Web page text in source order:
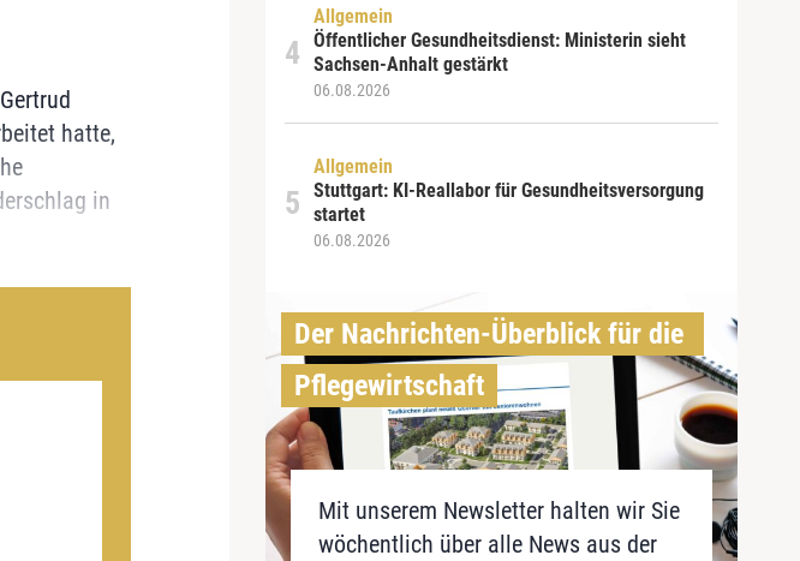
hatte,
in
Allgemein
Öffentlicher Gesundheitsdienst: Ministerin sieht
Sachsen-Anhalt gestärkt
06.08.2026
Allgemein
Stuttgart: KI-Reallabor für Gesundheitsversorgung
startet
06.08.2026
Der Nachrichten-Überblick für die
Pflegewirtschaft
Mit unserem Newsletter halten wir Sie
wöchentlich über alle News aus der